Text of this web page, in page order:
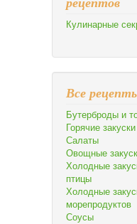
Кулинарные
Все
Бутерброды и
Горячие закуски
Салаты
Овощные
Холодные
птицы
Холодные
морепродуктов
Соусы